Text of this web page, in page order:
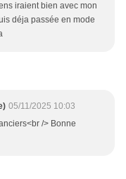
iraient bien avec mon
déja passée en mode
05/11/2025 10:03
/> Bonne